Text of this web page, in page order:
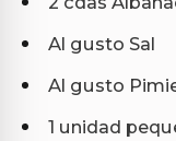
Al gusto Sal
Al gusto
1 unidad